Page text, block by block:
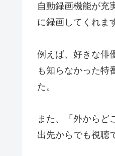
自動録画機能が充
に録画してくれま
例えば、好きな俳
も知らなかった特
た。
また、「外からど
出先からでも視聴